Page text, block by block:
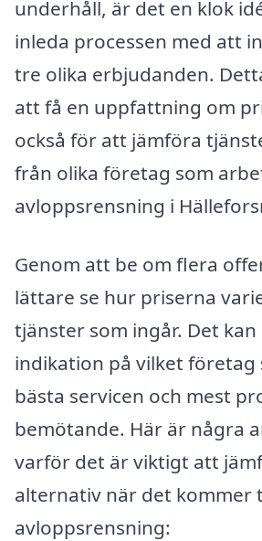
underhåll, är det en klok
inleda processen med att
tre olika erbjudanden.
att få en uppfattning om
också för att jämföra
från olika företag som
avloppsrensning i
Genom att be om flera
lättare se hur priserna
tjänster som ingår. Det kan
indikation på vilket
bästa servicen och mest
bemötande. Här är några
varför det är viktigt att
alternativ när det kommer
avloppsrensning: